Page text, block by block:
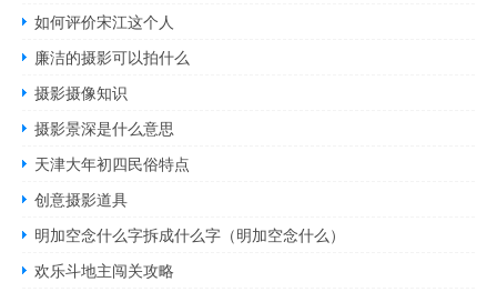
如何评价宋江这个人
廉洁的摄影可以拍什么
摄影摄像知识
摄影景深是什么意思
天津大年初四民俗特点
创意摄影道具
明加空念什么字拆成什么字（明加空念什么）
欢乐斗地主闯关攻略